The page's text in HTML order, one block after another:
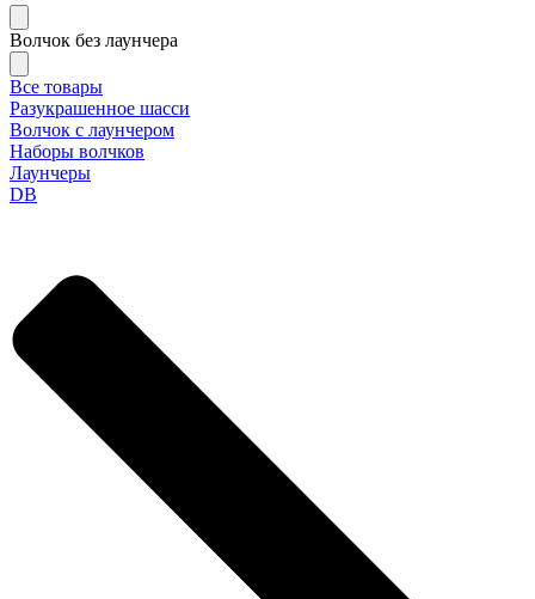
Волчок без лаунчера
Все товары
Разукрашенное шасси
Волчок с лаунчером
Наборы волчков
Лаунчеры
DB